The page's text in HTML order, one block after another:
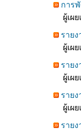
การ
ผู้เผย
ราย
ผู้เผย
ราย
ผู้เผย
ราย
ผู้เผย
ราย